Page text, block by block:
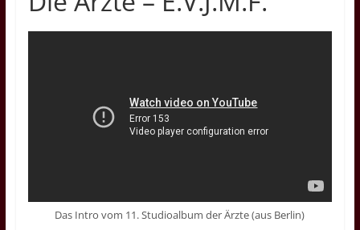
Das Intro vom 11. Studioalbum der Ärzte (aus Berlin)